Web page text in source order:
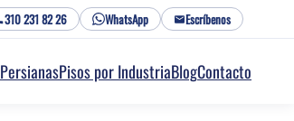
310 231 82 26 WhatsApp Escríbenos
PersianasPisos por IndustriaBlogContacto